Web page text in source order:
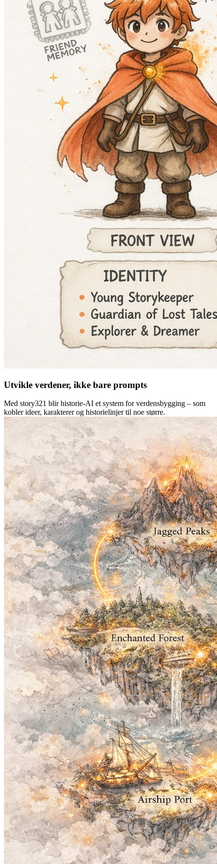
Utvikle verdener, ikke bare prompts
Med story321 blir historie-AI et system for verdensbygging – som
kobler ideer, karakterer og historielinjer til noe større.